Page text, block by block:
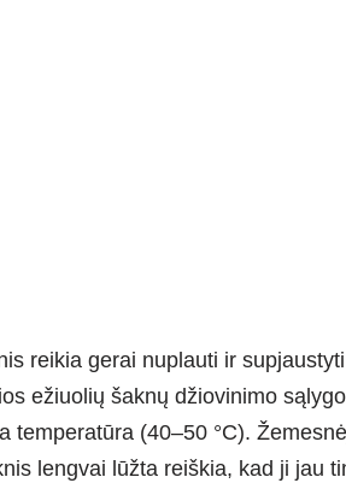
reikia gerai nuplauti ir
ežiuolių šaknų džiovinimo
temperatūra (40–50 °C).
lengvai lūžta reiškia, kad ji jau